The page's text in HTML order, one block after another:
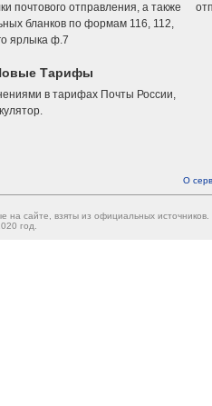
почтового отправления, а также
бланков по формам 116, 112,
ярлыка ф.7
Тарифы
в тарифах Почты России,
О
на сайте, взяты из официальных
год.